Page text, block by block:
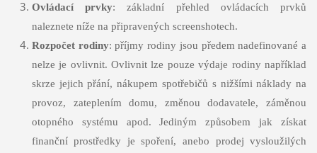
Ovládací prvky: základní přehled ovládacích prvků
naleznete níže na připravených screenshotech.
Rozpočet rodiny: příjmy rodiny jsou předem nadefinované a
nelze je ovlivnit. Ovlivnit lze pouze výdaje rodiny například
skrze jejich přání, nákupem spotřebičů s nižšími náklady na
provoz, zateplením domu, změnou dodavatele, záměnou
otopného systému apod. Jediným způsobem jak získat
finanční prostředky je spoření, anebo prodej vysloužilých